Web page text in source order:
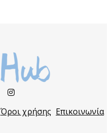
Όροι χρήσης Επικοινωνία